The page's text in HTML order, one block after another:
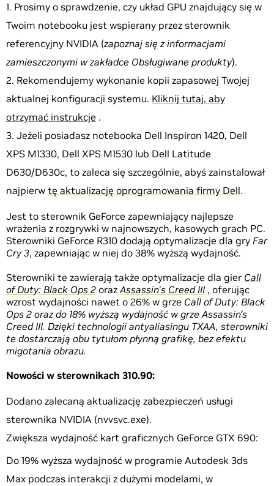
Prosimy o sprawdzenie, czy układ GPU znajdujący się w
Twoim notebooku jest wspierany przez sterownik
referencyjny NVIDIA (zapoznaj się z informacjami
zamieszczonymi w zakładce Obsługiwane produkty).
Rekomendujemy wykonanie kopii zapasowej Twojej
aktualnej konfiguracji systemu. Kliknij tutaj, aby
otrzymać instrukcje .
Jeżeli posiadasz notebooka Dell Inspiron 1420, Dell
XPS M1330, Dell XPS M1530 lub Dell Latitude
D630/D630c, to zaleca się szczególnie, abyś zainstalował
najpierw tę aktualizację oprogramowania firmy Dell.
Jest to sterownik GeForce zapewniający najlepsze
wrażenia z rozgrywki w najnowszych, kasowych grach PC.
Sterowniki GeForce R310 dodają optymalizacje dla gry Far
Cry 3, zapewniając w niej do 38% wyższą wydajność.
Sterowniki te zawierają także optymalizacje dla gier Call
of Duty: Black Ops 2 orazAssassin's Creed III , oferując
wzrost wydajności nawet o 26% w grze Call of Duty: Black
Ops 2 oraz do 18% wyższą wydajność w grzeAssassin’s
Creed III. Dzięki technologii antyaliasingu TXAA, sterowniki
te dostarczają obu tytułom płynną grafikę, bez efektu
migotania obrazu.
Nowości w sterownikach 310.90:
Dodano zalecaną aktualizację zabezpieczeń usługi
sterownika NVIDIA (nvvsvc.exe).
Zwiększa wydajność kart graficznych GeForce GTX 690:
Do 19% wyższa wydajność w programie Autodesk 3ds
Max podczas interakcji z dużymi modelami, w